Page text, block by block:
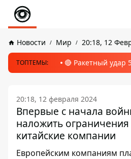
Новости Мир 20:18, 12
ТОПТЕМЫ: 🔴 Ракетный удар
20:18, 12 февраля 2024
Впервые с начала
наложить ограничения
китайские компании
Европейским компаниям